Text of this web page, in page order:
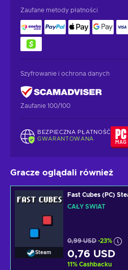
Zaufane metody płatności
Szyfrowanie i ochrona danych
Zaufanie 100/100
BEZPIECZNA PŁATNOŚĆ
GWARANTOWANA
Gracze oglądali również
Steam
Fast Cubes (PC)
CAŁY ŚWIAT
0,99 USD -23%
0,76 USD
11% Cashbacku